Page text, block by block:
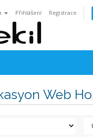
Přihlášení Registrace
Web